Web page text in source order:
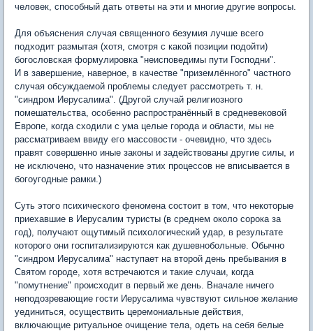
человек, способный дать ответы на эти и многие другие вопросы.
Для объяснения случая священного безумия лучше всего
подходит размытая (хотя, смотря с какой позиции подойти)
богословская формулировка "неисповедимы пути Господни".
И в завершение, наверное, в качестве "приземлённого" частного
случая обсуждаемой проблемы следует рассмотреть т. н.
"синдром Иерусалима". (Другой случай религиозного
помешательства, особенно распространённый в средневековой
Европе, когда сходили с ума целые города и области, мы не
рассматриваем ввиду его массовости - очевидно, что здесь
правят совершенно иные законы и задействованы другие силы, и
не исключено, что назначение этих процессов не вписывается в
богоугодные рамки.)
Суть этого психического феномена состоит в том, что некоторые
приехавшие в Иерусалим туристы (в среднем около сорока за
год), получают ощутимый психологический удар, в результате
которого они госпитализируются как душевнобольные. Обычно
"синдром Иерусалима" наступает на второй день пребывания в
Святом городе, хотя встречаются и такие случаи, когда
"помутнение" происходит в первый же день. Вначале ничего
неподозревающие гости Иерусалима чувствуют сильное желание
уединиться, осуществить церемониальные действия,
включающие ритуальное очищение тела, одеть на себя белые